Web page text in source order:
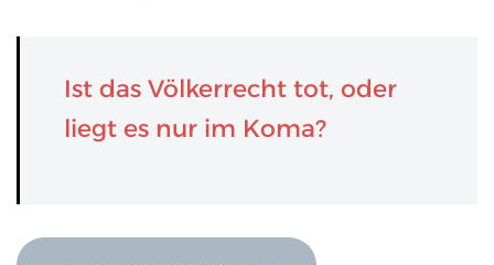
Ist das Völkerrecht tot, oder
liegt es nur im Koma?